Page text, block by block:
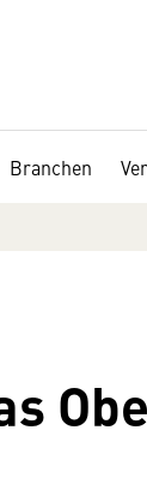
Branchen